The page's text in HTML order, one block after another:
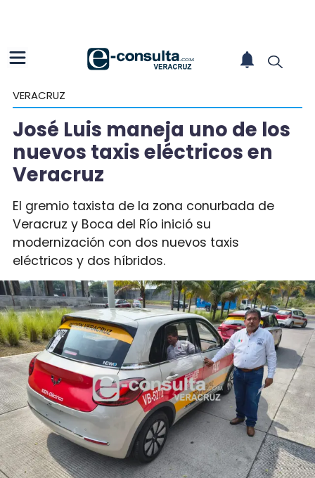
VERACRUZ
José Luis maneja uno de los
nuevos taxis eléctricos en
Veracruz
El gremio taxista de la zona conurbada de
Veracruz y Boca del Río inició su
modernización con dos nuevos taxis
eléctricos y dos híbridos.